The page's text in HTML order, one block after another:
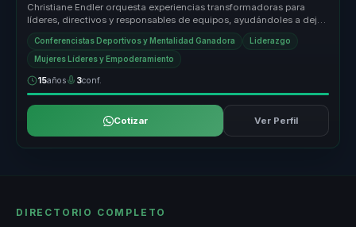
Christiane Endler orquesta experiencias transformadoras para
líderes, directivos y responsables de equipos, ayudándoles a dejar
atrás la ...
Conferencistas Deportivos y Mentalidad Ganadora Liderazgo
Mujeres Líderes y Empoderamiento
15años 3conf.
Cotizar Ver Perfil
DIRECTORIO COMPLETO